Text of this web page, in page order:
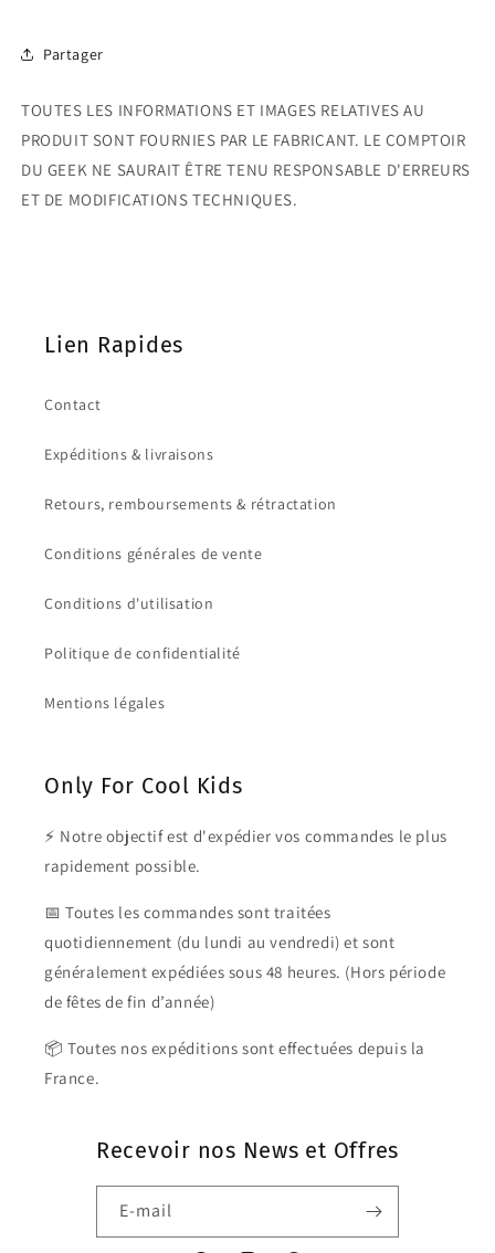
Partager
TOUTES LES INFORMATIONS ET IMAGES RELATIVES AU
PRODUIT SONT FOURNIES PAR LE FABRICANT. LE COMPTOIR
DU GEEK NE SAURAIT ÊTRE TENU RESPONSABLE D'ERREURS
ET DE MODIFICATIONS TECHNIQUES.
Lien Rapides
Contact
Expéditions & livraisons
Retours, remboursements & rétractation
Conditions générales de vente
Conditions d'utilisation
Politique de confidentialité
Mentions légales
Only For Cool Kids
⚡ Notre objectif est d'expédier vos commandes le plus
rapidement possible.
📅 Toutes les commandes sont traitées
quotidiennement (du lundi au vendredi) et sont
généralement expédiées sous 48 heures. (Hors période
de fêtes de fin d’année)
📦 Toutes nos expéditions sont effectuées depuis la
France.
Recevoir nos News et Offres
E-mail